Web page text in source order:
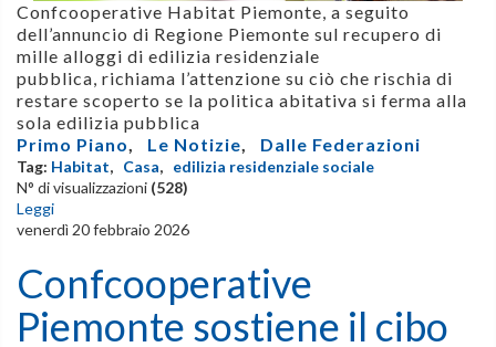
Confcooperative Habitat Piemonte, a seguito
dell’annuncio di Regione Piemonte sul recupero di
mille alloggi di edilizia residenziale
pubblica, richiama l’attenzione su ciò che rischia di
restare scoperto se la politica abitativa si ferma alla
sola edilizia pubblica
Primo Piano, Le Notizie, Dalle Federazioni
Tag: Habitat, Casa, edilizia residenziale sociale
N° di visualizzazioni (528)
Leggi
venerdì 20 febbraio 2026
Confcooperative
Piemonte sostiene il cibo